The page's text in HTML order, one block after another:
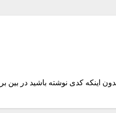
اینکه کدی نوشته باشید در